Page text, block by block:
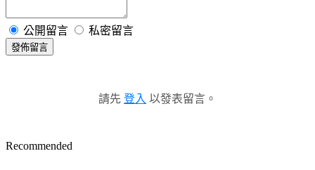
公開留言 私密留言
發佈留言
請先 登入 以發表留言。
Recommended